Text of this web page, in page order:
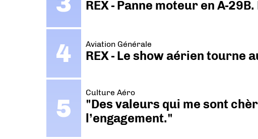
REX - Panne moteur en A-
Aviation Générale
REX - Le show aérien tourne
Culture Aéro
"Des valeurs qui me sont
l’engagement."